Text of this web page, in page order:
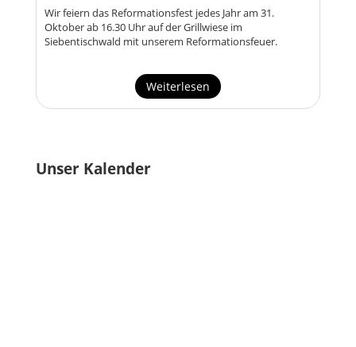
Wir feiern das Reformationsfest jedes Jahr am 31.
Oktober ab 16.30 Uhr auf der Grillwiese im
Siebentischwald mit unserem Reformationsfeuer.
Weiterlesen
Unser Kalender